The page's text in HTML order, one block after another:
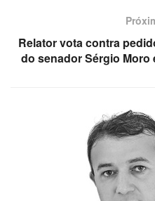
Relator vota contra
do senador Sérgio Moro